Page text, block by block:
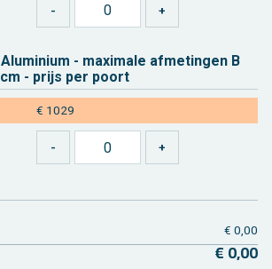
- maxi­ma­le af­me­tin­gen B
cm - prijs per poort
€ 1029
€ 0,00
€ 0,00